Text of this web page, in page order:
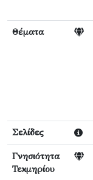
Θέματα
Σελίδες
Γνησιότητα
Τεκμηρίου